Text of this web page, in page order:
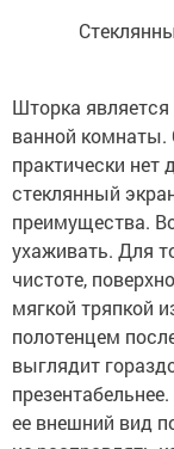
Шторка
ванной комнаты.
практически нет
стеклянный
преимущества.
ухаживать. Для
чистоте,
мягкой тряпкой
полотенцем
выглядит
ее внешний вид